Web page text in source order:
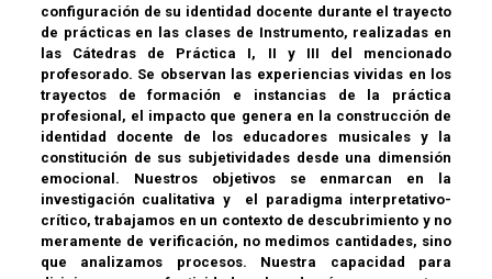
configuración de su identidad docente durante el trayecto
de prácticas en las clases de Instrumento, realizadas en
las Cátedras de Práctica I, II y III del mencionado
profesorado. Se observan las experiencias vividas en los
trayectos de formación e instancias de la práctica
profesional, el impacto que genera en la construcción de
identidad docente de los educadores musicales y la
constitución de sus subjetividades desde una dimensión
emocional. Nuestros objetivos se enmarcan en la
investigación cualitativa y el paradigma interpretativo-
crítico, trabajamos en un contexto de descubrimiento y no
meramente de verificación, no medimos cantidades, sino
que analizamos procesos. Nuestra capacidad para